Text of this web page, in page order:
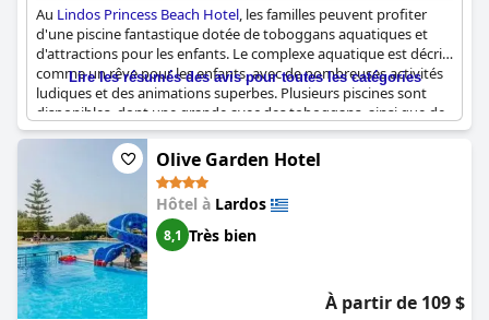
Au Lindos Princess Beach Hotel, les familles peuvent profiter
d'une piscine fantastique dotée de toboggans aquatiques et
d'attractions pour les enfants. Le complexe aquatique est décrit
comme un rêve pour les enfants, avec de nombreuses activités
ludiques et des animations superbes. Plusieurs piscines sont
disponibles, dont une grande avec des toboggans, ainsi que de
petits toboggans aquatiques. Les clients n'ont que des
commentaires positifs à faire sur la piscine avec toboggan, l'un
d'entre eux la qualifiant même de "géniale". Pour les familles à la
recherche d'un hôtel doté d'une belle piscine, le
Beach Hotel
est à prendre en considération.
Lire les résumés des avis pour toutes les catégories
Olive Garden Hotel
Hôtel à Lardos
8,1 Très bien
À partir de 109 $